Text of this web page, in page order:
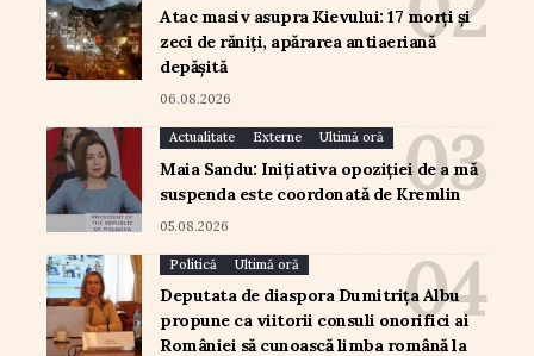
Atac masiv asupra Kievului: 17 morți și
zeci de răniți, apărarea antiaeriană
depășită
06.08.2026
Actualitate Externe Ultimă oră
Maia Sandu: Inițiativa opoziției de a mă
suspenda este coordonată de Kremlin
05.08.2026
Politică Ultimă oră
Deputata de diaspora Dumitrița Albu
propune ca viitorii consuli onorifici ai
României să cunoască limba română la